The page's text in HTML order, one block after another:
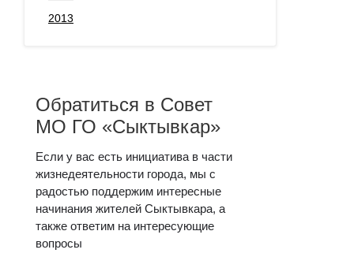
2013
Обратиться в Совет
МО ГО «Сыктывкар»
Если у вас есть инициатива в части
жизнедеятельности города, мы с
радостью поддержим интересные
начинания жителей Сыктывкара, а
также ответим на интересующие
вопросы